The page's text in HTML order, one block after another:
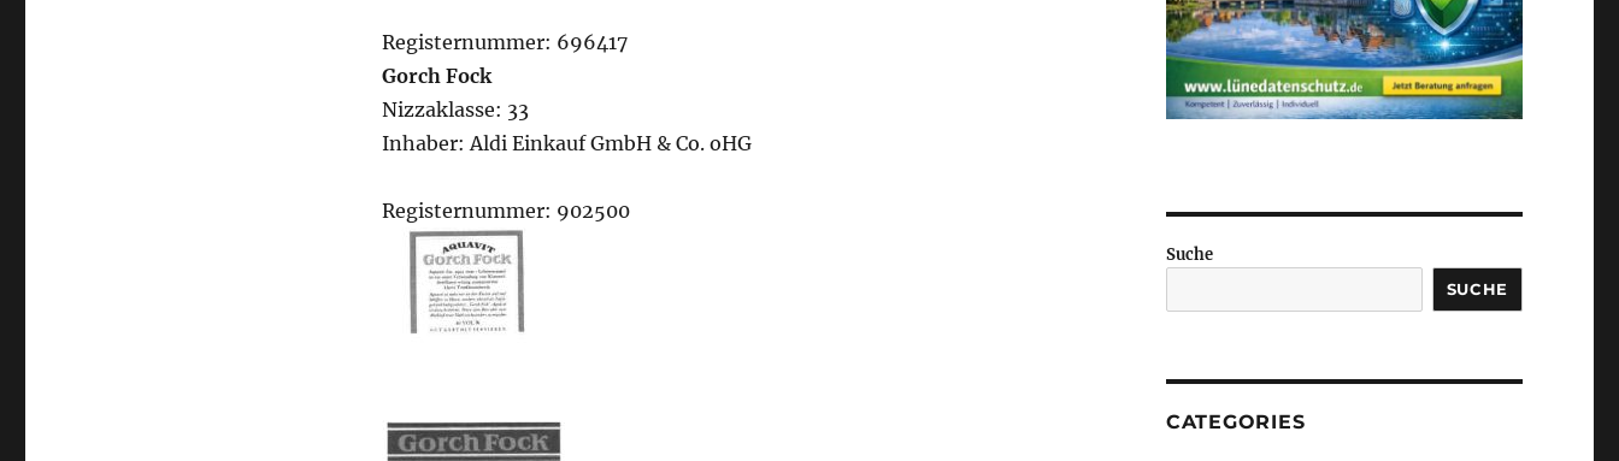
Registernummer: 696417
Gorch Fock
Nizzaklasse: 33
Inhaber: Aldi Einkauf GmbH & Co. oHG
Registernummer: 902500
Suche
SUCHE
CATEGORIES